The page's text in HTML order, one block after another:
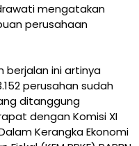
mengatakan
perusahaan
berjalan ini artinya
perusahan sudah
ditanggung
dengan Komisi XI
Kerangka Ekonomi